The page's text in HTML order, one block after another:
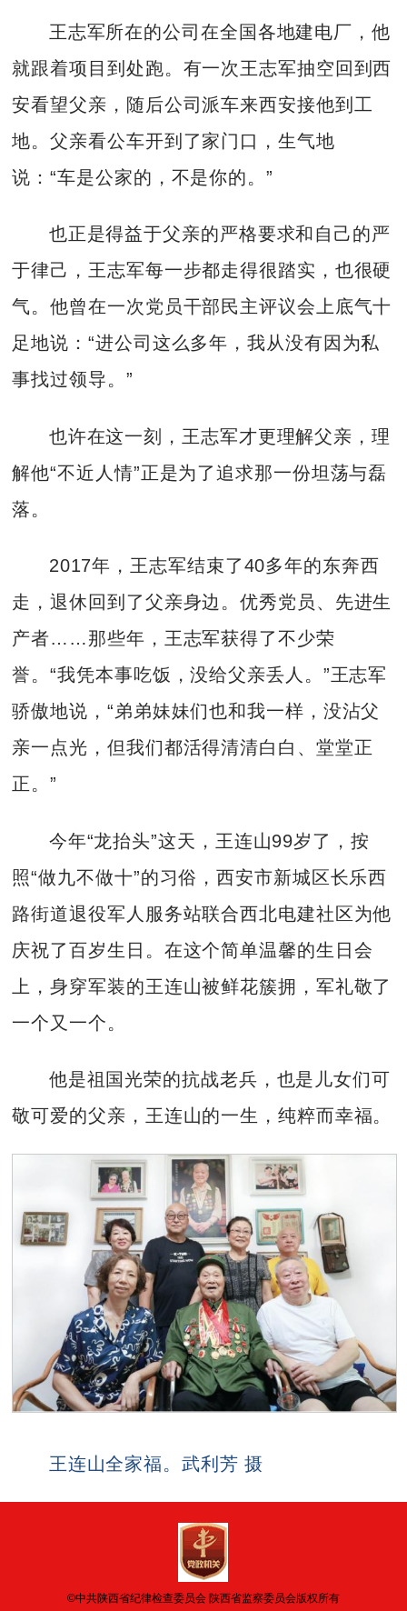
王志军所在的公司在全国各地建电厂，他
就跟着项目到处跑。有一次王志军抽空回到西
安看望父亲，随后公司派车来西安接他到工
地。父亲看公车开到了家门口，生气地
说：“车是公家的，不是你的。”
也正是得益于父亲的严格要求和自己的严
于律己，王志军每一步都走得很踏实，也很硬
气。他曾在一次党员干部民主评议会上底气十
足地说：“进公司这么多年，我从没有因为私
事找过领导。”
也许在这一刻，王志军才更理解父亲，理
解他“不近人情”正是为了追求那一份坦荡与磊
落。
2017年，王志军结束了40多年的东奔西
走，退休回到了父亲身边。优秀党员、先进生
产者……那些年，王志军获得了不少荣
誉。“我凭本事吃饭，没给父亲丢人。”王志军
骄傲地说，“弟弟妹妹们也和我一样，没沾父
亲一点光，但我们都活得清清白白、堂堂正
正。”
今年“龙抬头”这天，王连山99岁了，按
照“做九不做十”的习俗，西安市新城区长乐西
路街道退役军人服务站联合西北电建社区为他
庆祝了百岁生日。在这个简单温馨的生日会
上，身穿军装的王连山被鲜花簇拥，军礼敬了
一个又一个。
他是祖国光荣的抗战老兵，也是儿女们可
敬可爱的父亲，王连山的一生，纯粹而幸福。
王连山全家福。武利芳 摄
©中共陕西省纪律检查委员会 陕西省监察委员会版权所有